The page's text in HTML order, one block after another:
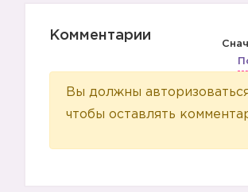
Комментарии
Вы должны
чтобы оставлять